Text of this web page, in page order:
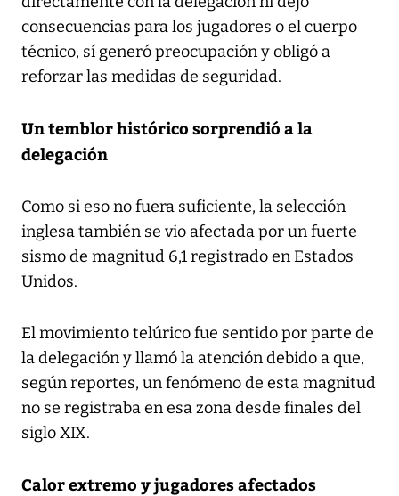
consecuencias para los jugadores o el cuerpo
técnico, sí generó preocupación y obligó a
reforzar las medidas de seguridad.
Un temblor histórico sorprendió a la
delegación
Como si eso no fuera suficiente, la selección
inglesa también se vio afectada por un fuerte
sismo de magnitud 6,1 registrado en Estados
Unidos.
El movimiento telúrico fue sentido por parte de
la delegación y llamó la atención debido a que,
según reportes, un fenómeno de esta magnitud
no se registraba en esa zona desde finales del
siglo XIX.
Calor extremo y jugadores afectados